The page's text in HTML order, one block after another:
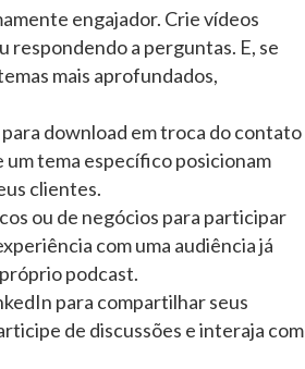
engajador. Crie vídeos
respondendo a perguntas. E, se
mais aprofundados,
download em troca do contato
um tema específico posicionam
clientes.
ou de negócios para participar
com uma audiência já
podcast.
para compartilhar seus
de discussões e interaja com